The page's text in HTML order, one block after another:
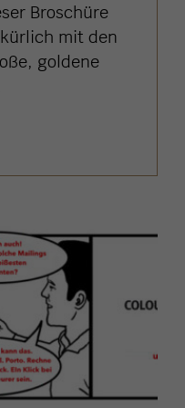
Broschüre
mit den
goldene